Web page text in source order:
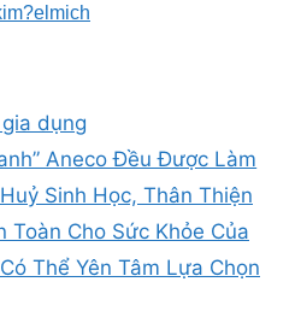
dụng
Aneco Đều Được Làm
Sinh Học, Thân Thiện
Toàn Cho Sức Khỏe Của
Thể Yên Tâm Lựa Chọn